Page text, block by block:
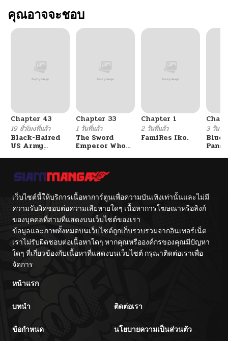
คุณอาจจะชอบ
Chapter 43
19 ชั่วโมงที่แล้ว
Black-Haired
US Army
General ย้อนเวลา
Chapter 33
1 วันที่แล้ว
The Sword
Emperor Who
จักรพรรดิเทพดาบ
ผงาดเหนือชาติภพ
Chapter 1
2 วันที่แล้ว
FamiRes Iko.
3 วันที่
Blue
เว็บไซต์นี้ให้บริการเนื้อหาการ์ตูนเพื่อความบันเทิงเท่านั้นและไม่มี
ความรับผิดชอบต่อความเสียหายใดๆ เนื้อหาการโฆษณาหรือลิงก์
ของบุคคลที่สามที่แสดงบนเว็บไซต์ของเรา
ข้อมูลและภาพทั้งหมดบนเว็บไซต์ถูกเก็บรวบรวมจากอินเทอร์เน็ต
เราไม่รับผิดชอบต่อเนื้อหาใดๆ หากคุณหรือองค์กรของคุณมีปัญหา
ใดๆ ที่เกี่ยวข้องกับเนื้อหาที่แสดงบนเว็บไซต์ กรุณาติดต่อเราเพื่อ
จัดการ
หน้าแรก
บทนำ ติดต่อเรา
ข้อกำหนด นโยบายความเป็นส่วนตัว